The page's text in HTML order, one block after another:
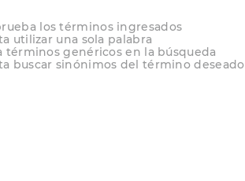
los términos ingresados
utilizar una sola palabra
términos genéricos en la búsqueda
buscar sinónimos del término deseado